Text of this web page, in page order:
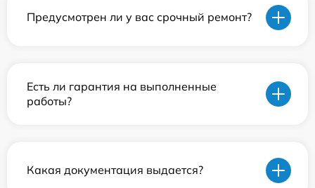
Предусмотрен ли у вас срочный ремонт?
Есть ли гарантия на выполненные
работы?
Какая документация выдается?